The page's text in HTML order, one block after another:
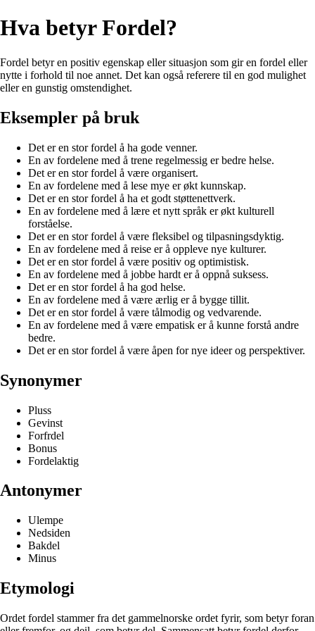
Hva betyr Fordel?
Fordel betyr en positiv egenskap eller situasjon som gir en fordel eller
nytte i forhold til noe annet. Det kan også referere til en god mulighet
eller en gunstig omstendighet.
Eksempler på bruk
Det er en stor fordel å ha gode venner.
En av fordelene med å trene regelmessig er bedre helse.
Det er en stor fordel å være organisert.
En av fordelene med å lese mye er økt kunnskap.
Det er en stor fordel å ha et godt støttenettverk.
En av fordelene med å lære et nytt språk er økt kulturell
forståelse.
Det er en stor fordel å være fleksibel og tilpasningsdyktig.
En av fordelene med å reise er å oppleve nye kulturer.
Det er en stor fordel å være positiv og optimistisk.
En av fordelene med å jobbe hardt er å oppnå suksess.
Det er en stor fordel å ha god helse.
En av fordelene med å være ærlig er å bygge tillit.
Det er en stor fordel å være tålmodig og vedvarende.
En av fordelene med å være empatisk er å kunne forstå andre
bedre.
Det er en stor fordel å være åpen for nye ideer og perspektiver.
Synonymer
Pluss
Gevinst
Forfrdel
Bonus
Fordelaktig
Antonymer
Ulempe
Nedsiden
Bakdel
Minus
Etymologi
Ordet fordel stammer fra det gammelnorske ordet fyrir, som betyr foran